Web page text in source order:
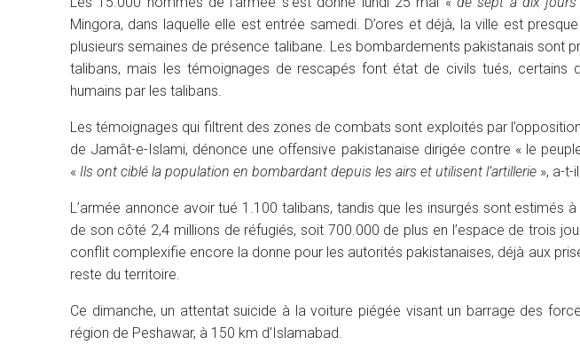
Mingora, dans laquelle elle est entrée samedi. D’ores et déjà, la ville est
plusieurs semaines de présence talibane. Les bombardements pakistanais sont
talibans, mais les témoignages de rescapés font état de civils tués, certains
humains par les talibans.
Les témoignages qui filtrent des zones de combats sont exploités par
de Jamât-e-Islami, dénonce une offensive pakistanaise dirigée contre « le
« Ils ont ciblé la population en bombardant depuis les airs et utilisent l’artillerie », a-t-
L’armée annonce avoir tué 1.100 talibans, tandis que les insurgés sont estimés
de son côté 2,4 millions de réfugiés, soit 700.000 de plus en l’espace de trois
conflit complexifie encore la donne pour les autorités pakistanaises, déjà aux
reste du territoire.
Ce dimanche, un attentat suicide à la voiture piégée visant un barrage des
région de Peshawar, à 150 km d’Islamabad.